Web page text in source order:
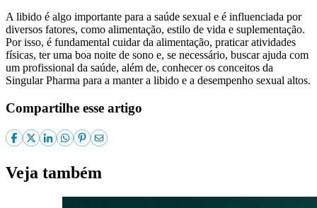
A libido é algo importante para a saúde sexual e é influenciada por
diversos fatores, como alimentação, estilo de vida e suplementação.
Por isso, é fundamental cuidar da alimentação, praticar atividades
físicas, ter uma boa noite de sono e, se necessário, buscar ajuda com
um profissional da saúde, além de, conhecer os conceitos da
Singular Pharma para a manter a libido e a desempenho sexual altos.
Compartilhe esse artigo
Veja também